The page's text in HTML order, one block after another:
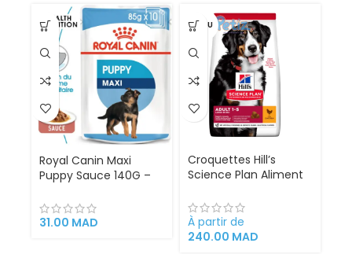
Immunitaire, Digestion
Optimale et Saveur
Appétente
Royal Canin Maxi
Puppy Sauce 140G –
Complète pour Chiots
de Grande Race (26 à
31.00 MAD
VENDU
Croquettes Hill’s
Science Plan Aliment
Grande Race Au
Poulet (2.5kg | 14kg)
Hills
À partir de
240.00 MAD